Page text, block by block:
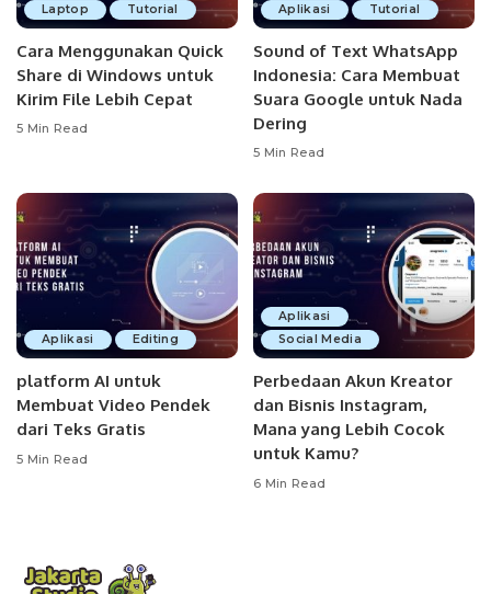
Laptop Tutorial
Cara Menggunakan Quick
Share di Windows untuk
Kirim File Lebih Cepat
5 Min Read
Aplikasi Tutorial
Sound of Text WhatsApp
Indonesia: Cara Membuat
Suara Google untuk Nada
Dering
5 Min Read
Aplikasi Editing
platform AI untuk
Membuat Video Pendek
dari Teks Gratis
5 Min Read
Aplikasi
Social Media
Perbedaan Akun Kreator
dan Bisnis Instagram,
Mana yang Lebih Cocok
untuk Kamu?
6 Min Read